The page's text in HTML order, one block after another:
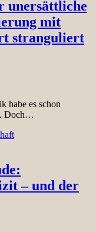
unersättliche
mit
stranguliert
habe es schon
Doch…
– und der